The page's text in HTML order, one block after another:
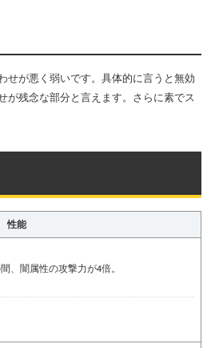
せが悪く弱いです。具体的に言うと無効
が残念な部分と言えます。さらに素でス
性能
、闇属性の攻撃力が4倍。